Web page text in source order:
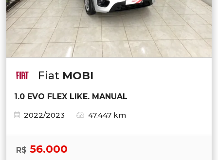
Fiat MOBI
1.0 EVO FLEX LIKE. MANUAL
2022/2023
47.447 km
R$ 56.000